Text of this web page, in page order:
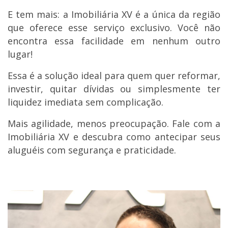
E tem mais: a Imobiliária XV é a única da região
que oferece esse serviço exclusivo. Você não
encontra essa facilidade em nenhum outro
lugar!
Essa é a solução ideal para quem quer reformar,
investir, quitar dívidas ou simplesmente ter
liquidez imediata sem complicação.
Mais agilidade, menos preocupação. Fale com a
Imobiliária XV e descubra como antecipar seus
aluguéis com segurança e praticidade.